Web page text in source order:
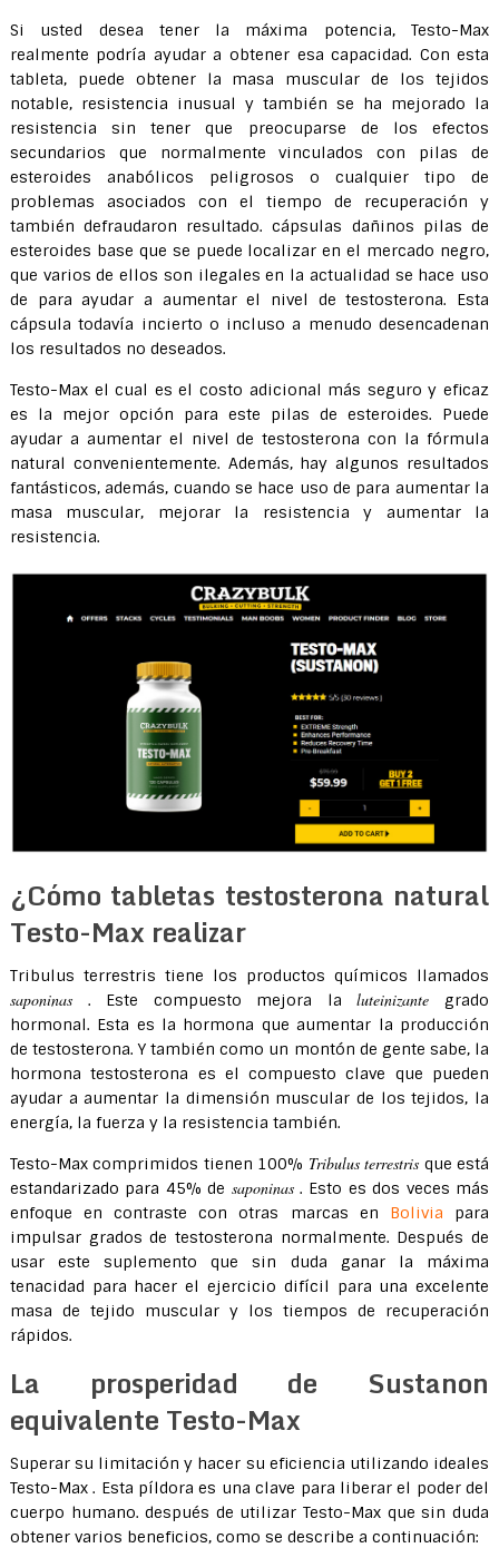
Si usted desea tener la máxima potencia, Testo-Max
realmente podría ayudar a obtener esa capacidad. Con esta
tableta, puede obtener la masa muscular de los tejidos
notable, resistencia inusual y también se ha mejorado la
resistencia sin tener que preocuparse de los efectos
secundarios que normalmente vinculados con pilas de
esteroides anabólicos peligrosos o cualquier tipo de
problemas asociados con el tiempo de recuperación y
también defraudaron resultado. cápsulas dañinos pilas de
esteroides base que se puede localizar en el mercado negro,
que varios de ellos son ilegales en la actualidad se hace uso
de para ayudar a aumentar el nivel de testosterona. Esta
cápsula todavía incierto o incluso a menudo desencadenan
los resultados no deseados.
Testo-Max el cual es el costo adicional más seguro y eficaz
es la mejor opción para este pilas de esteroides. Puede
ayudar a aumentar el nivel de testosterona con la fórmula
natural convenientemente. Además, hay algunos resultados
fantásticos, además, cuando se hace uso de para aumentar la
masa muscular, mejorar la resistencia y aumentar la
resistencia.
¿Cómo tabletas testosterona natural
Testo-Max realizar
Tribulus terrestris tiene los productos químicos llamados
saponinas. Este compuesto mejora laluteinizante grado
hormonal. Esta es la hormona que aumentar la producción
de testosterona. Y también como un montón de gente sabe, la
hormona testosterona es el compuesto clave que pueden
ayudar a aumentar la dimensión muscular de los tejidos, la
energía, la fuerza y la resistencia también.
Testo-Max comprimidos tienen 100% Tribulus terrestris que está
estandarizado para 45% de saponinas. Esto es dos veces más
enfoque en contraste con otras marcas en Bolivia para
impulsar grados de testosterona normalmente. Después de
usar este suplemento que sin duda ganar la máxima
tenacidad para hacer el ejercicio difícil para una excelente
masa de tejido muscular y los tiempos de recuperación
rápidos.
La prosperidad de Sustanon
equivalente Testo-Max
Superar su limitación y hacer su eficiencia utilizando ideales
Testo-Max . Esta píldora es una clave para liberar el poder del
cuerpo humano. después de utilizar Testo-Max que sin duda
obtener varios beneficios, como se describe a continuación: